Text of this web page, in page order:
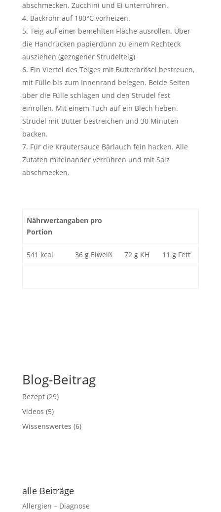
abschmecken. Zucchini und Ei unterrühren.
Backrohr auf 180°C vorheizen.
Teig auf einer bemehlten Fläche ausrollen. Über
die Handrücken papierdünn zu einem Rechteck
ausziehen (gezogener Strudelteig)
Ein Viertel des Teiges mit Butterbrösel bestreuen,
mit Fülle bis zum Innenrand belegen. Beide Seiten
über die Fülle schlagen und den Strudel fest
einrollen. Mit einem Tuch auf ein Blech heben.
Strudel mit Butter bestreichen und 30 Minuten
backen.
Für die Kräutersauce Bärlauch fein hacken. Alle
Zutaten miteinander verrühren und mit Salz
abschmecken.
Nährwertangaben pro
Portion
541 kcal 36 g Eiweiß 72 g KH 11 g Fett
Blog-Beitrag
Rezept(29)
Videos (5)
Wissenswertes (6)
alle Beiträge
Allergien – Diagnose